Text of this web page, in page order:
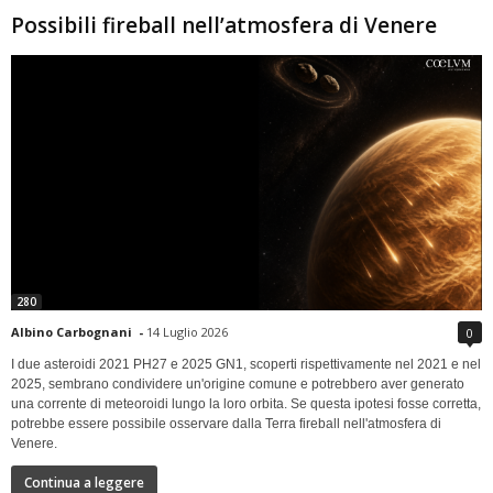
Possibili fireball nell’atmosfera di Venere
280
Albino Carbognani - 14 Luglio 2026 0
I due asteroidi 2021 PH27 e 2025 GN1, scoperti rispettivamente nel 2021 e nel
2025, sembrano condividere un'origine comune e potrebbero aver generato
una corrente di meteoroidi lungo la loro orbita. Se questa ipotesi fosse corretta,
potrebbe essere possibile osservare dalla Terra fireball nell'atmosfera di
Venere.
Continua a leggere